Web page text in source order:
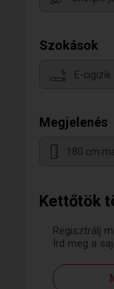
Kettőtök
Regisztrálj
Írd meg a
Szokások
E-cigizik
Megjelenés
180 cm